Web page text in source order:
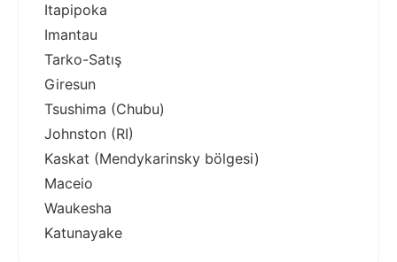
Itapipoka
Imantau
Tarko-Satış
Giresun
Tsushima (Chubu)
Johnston (RI)
Kaskat (Mendykarinsky bölgesi)
Maceio
Waukesha
Katunayake